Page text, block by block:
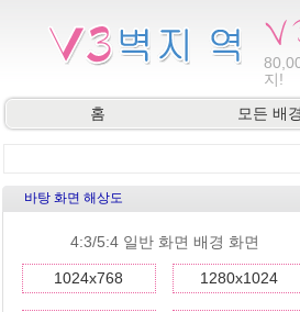
지!
홈
모든 배
바탕 화면 해상도
4:3/5:4 일반 화면 배경 화면
1024x768 1280x1024